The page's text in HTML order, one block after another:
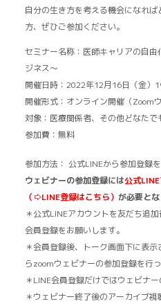
自分の生き方を考える機会になれ
方、ぜひご参加ください。
セミナー名称：医師キャリアの自
ジネス〜
開催日時：2022年12月16日（金）
開催形式：オンライン開催（Zoom
対象：医療関係者、その他どなたで
参加費：無料
参加方法： 公式LINEから参加登録
ウェビナーの参加登録には公式
（⇨LINE登録はこちら） が必要と
＊公式LINEアカウントを友だち追
会員登録をお願いします。
＊会員登録後、トーク画面下に表
らzoomウェビナーの参加登録を行
＊LINE会員登録だけではウェビナ
＊ウェビナー終了後のアーカイブ